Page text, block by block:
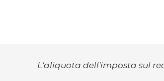
L'aliquota dell'imposta sul